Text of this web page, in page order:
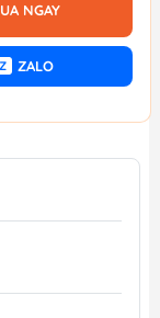
NGAY
Z ZALO